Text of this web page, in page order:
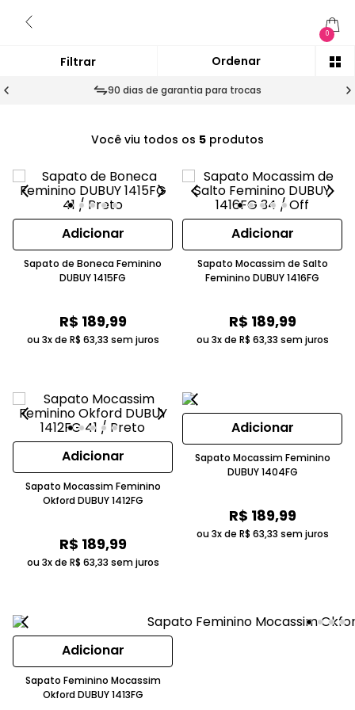
0
90 dias de garantia para trocas
Você viu todos os 5 produtos
Adicionar
Sapato de Boneca Feminino
DUBUY 1415FG
R$ 189,99
ou 3x de R$ 63,33 sem juros
Adicionar
Sapato Mocassim de Salto
Feminino DUBUY 1416FG
R$ 189,99
ou 3x de R$ 63,33 sem juros
Adicionar
Sapato Mocassim Feminino
Okford DUBUY 1412FG
R$ 189,99
ou 3x de R$ 63,33 sem juros
Adicionar
Sapato Mocassim Feminino
DUBUY 1404FG
R$ 189,99
ou 3x de R$ 63,33 sem juros
Adicionar
Sapato Feminino Mocassim
Okford DUBUY 1413FG